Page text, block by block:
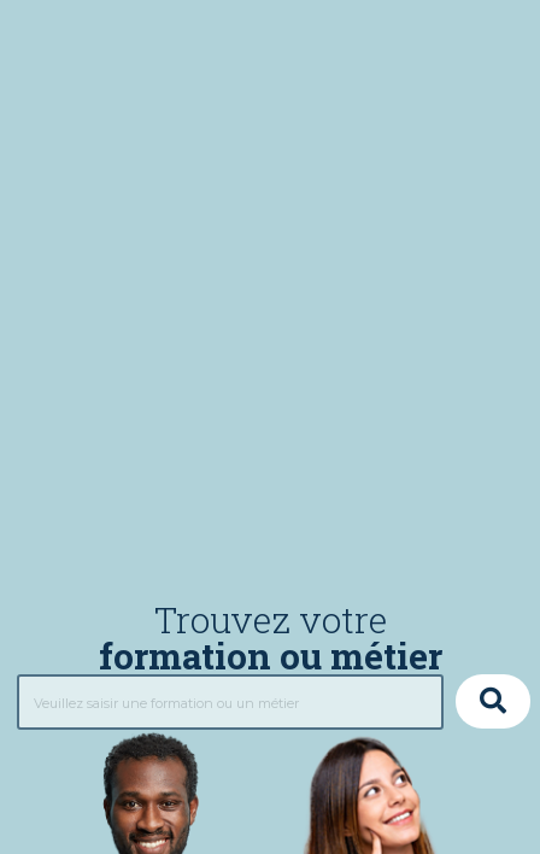
Trouvez votre
formation ou métier